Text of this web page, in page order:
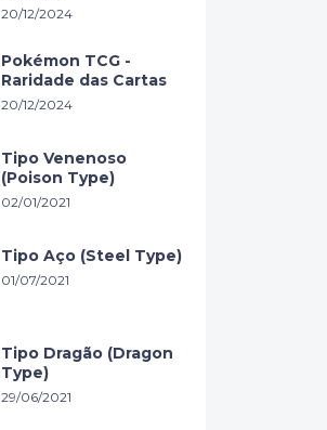
20/12/2024
Pokémon TCG -
Raridade das Cartas
20/12/2024
Tipo Venenoso
(Poison Type)
02/01/2021
Tipo Aço (Steel Type)
01/07/2021
Tipo Dragão (Dragon
Type)
29/06/2021